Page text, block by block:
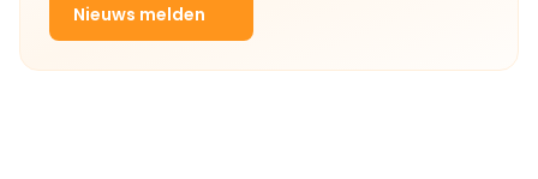
Nieuws melden